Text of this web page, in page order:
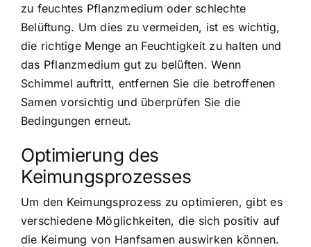
zu feuchtes Pflanzmedium oder schlechte
Belüftung. Um dies zu vermeiden, ist es wichtig,
die richtige Menge an Feuchtigkeit zu halten und
das Pflanzmedium gut zu belüften. Wenn
Schimmel auftritt, entfernen Sie die betroffenen
Samen vorsichtig und überprüfen Sie die
Bedingungen erneut.
Optimierung des
Keimungsprozesses
Um den Keimungsprozess zu optimieren, gibt es
verschiedene Möglichkeiten, die sich positiv auf
die Keimung von Hanfsamen auswirken können.